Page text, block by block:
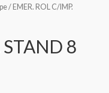
/ EMER. ROL C/IMP.
STAND 8